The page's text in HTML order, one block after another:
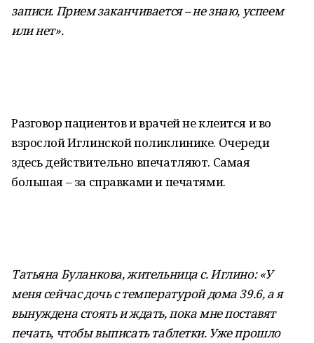
записи. Прием заканчивается – не знаю, успеем
или нет».
Разговор пациентов и врачей не клеится и во
взрослой Иглинской поликлинике. Очереди
здесь действительно впечатляют. Самая
большая – за справками и печатями.
Татьяна Буланкова, жительница с. Иглино: «У
меня сейчас дочь с температурой дома 39.6, а я
вынуждена стоять и ждать, пока мне поставят
печать, чтобы выписать таблетки. Уже прошло